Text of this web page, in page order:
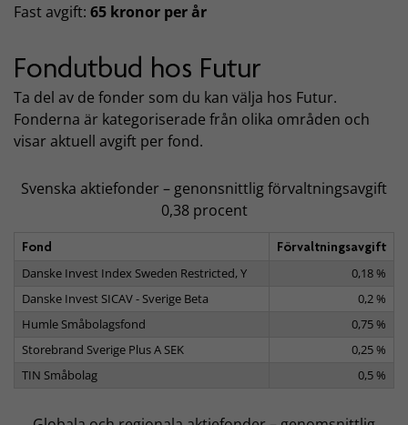
Fast avgift: 65 kronor per år
Fondutbud hos Futur
Ta del av de fonder som du kan välja hos Futur.
Fonderna är kategoriserade från olika områden och
visar aktuell avgift per fond.
Svenska aktiefonder – genonsnittlig förvaltningsavgift
0,38 procent
Fond
Förvaltningsavgift
Danske Invest Index Sweden Restricted, Y
0,18 %
Danske Invest SICAV - Sverige Beta
0,2 %
Humle Småbolagsfond
0,75 %
Storebrand Sverige Plus A SEK
0,25 %
TIN Småbolag
0,5 %